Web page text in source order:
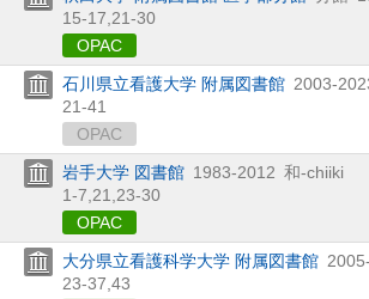
15-17, 21-30
OPAC
石川県立看護大学 附属図書館 2003-
21-41
OPAC
岩手大学 図書館 1983-2012 和-chiiki
1-7, 21, 23-30
OPAC
大分県立看護科学大学 附属図書館
23-37, 43